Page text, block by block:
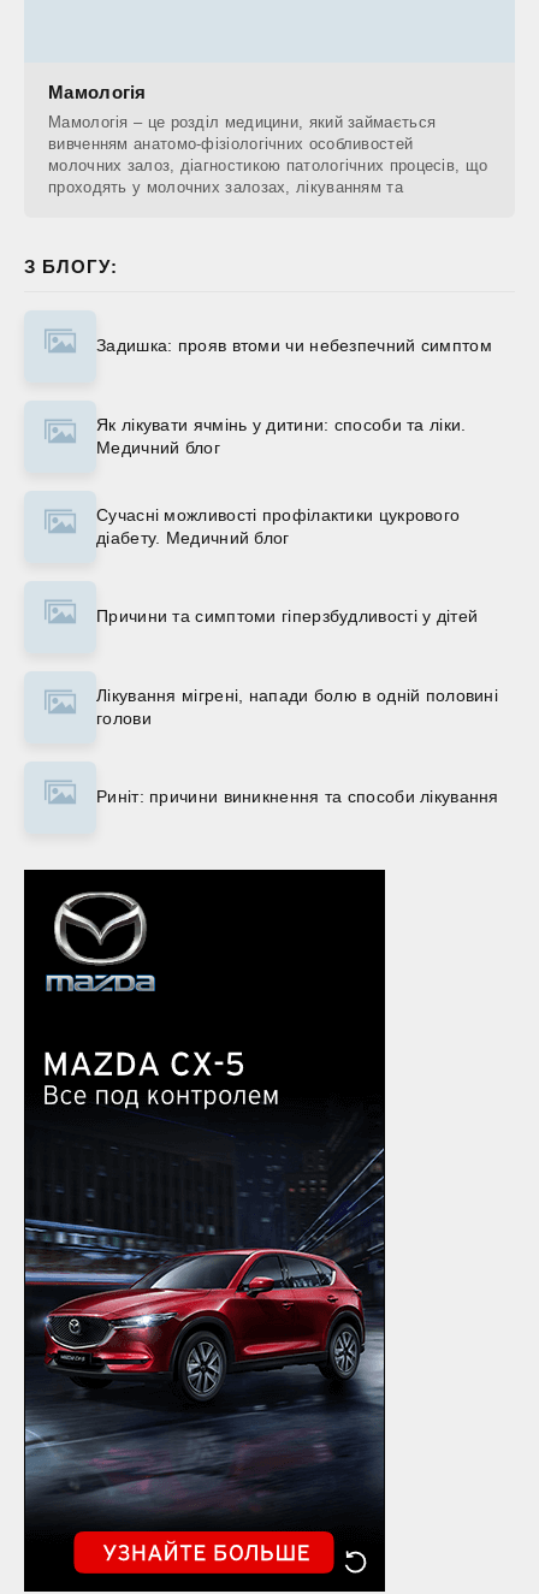
Мамологія
Мамологія – це розділ медицини, який займається
вивченням анатомо-фізіологічних особливостей
молочних залоз, діагностикою патологічних процесів, що
проходять у молочних залозах, лікуванням та
З БЛОГУ:
Задишка: прояв втоми чи небезпечний симптом
Як лікувати ячмінь у дитини: способи та ліки.
Медичний блог
Сучасні можливості профілактики цукрового
діабету. Медичний блог
Причини та симптоми гіперзбудливості у дітей
Лікування мігрені, напади болю в одній половині
голови
Риніт: причини виникнення та способи лікування